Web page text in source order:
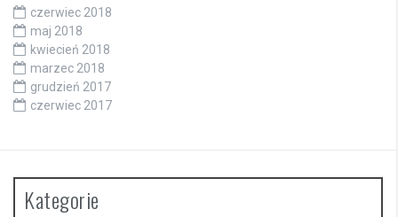
czerwiec 2018
maj 2018
kwiecień 2018
marzec 2018
grudzień 2017
czerwiec 2017
Kategorie